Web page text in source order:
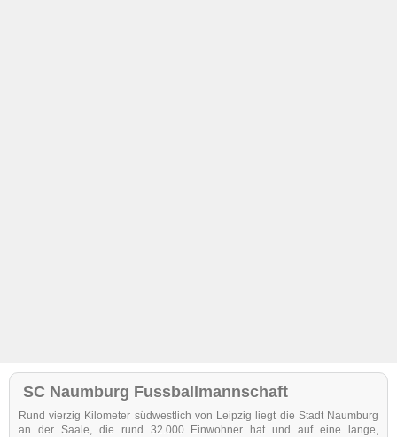
SC Naumburg Fussballmannschaft
Rund vierzig Kilometer südwestlich von Leipzig liegt die Stadt Naumburg
an der Saale, die rund 32.000 Einwohner hat und auf eine lange,